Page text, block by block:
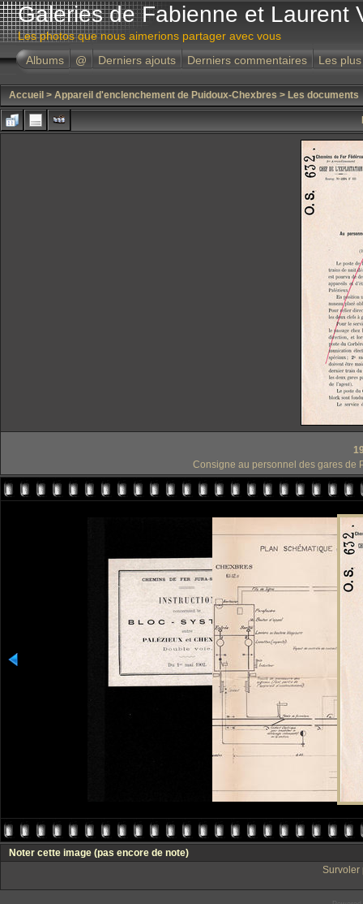
Galeries de Fabienne et Laurent
Les photos que nous aimerions partager avec vous
Albums
@ Derniers ajouts Derniers commentaires Les
Accueil > Appareil d'enclenchement de Puidoux-Chexbres > Les documents
Consigne au personnel des gares de
Noter cette image (pas encore de note)
Survoler